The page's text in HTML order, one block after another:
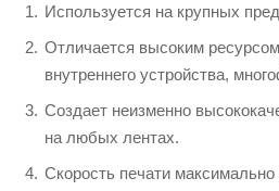
Используется на крупных
Отличается высоким
внутреннего устройства,
Создает неизменно
на любых лентах.
Скорость печати максимально